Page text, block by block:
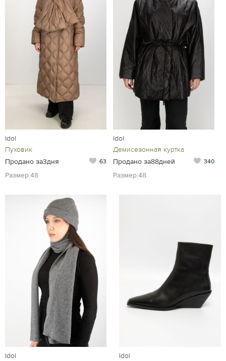
Idol
Пуховик
Продано за3дня
63
Размер:48
Idol
Демисезонная куртка
Продано за88дней
340
Размер:48
Idol
Idol